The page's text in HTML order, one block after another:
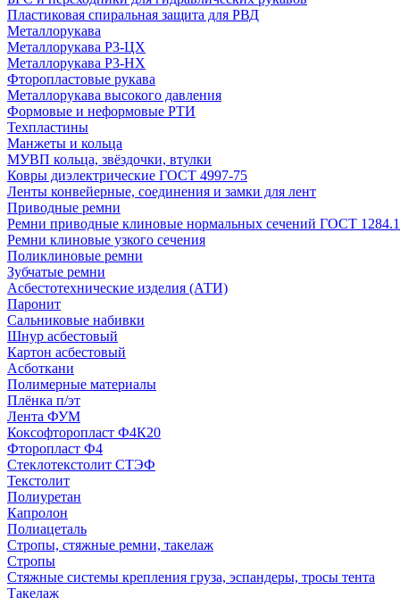
Пластиковая спиральная защита для РВД
Металлорукава
Металлорукава Р3-ЦХ
Металлорукава Р3-НХ
Фторопластовые рукава
Металлорукава высокого давления
Формовые и неформовые РТИ
Техпластины
Манжеты и кольца
МУВП кольца, звёздочки, втулки
Ковры диэлектрические ГОСТ 4997-75
Ленты конвейерные, соединения и замки для лент
Приводные ремни
Ремни приводные клиновые нормальных сечений ГОСТ
Ремни клиновые узкого сечения
Поликлиновые ремни
Зубчатые ремни
Асбестотехнические изделия (АТИ)
Паронит
Сальниковые набивки
Шнур асбестовый
Картон асбестовый
Асботкани
Полимерные материалы
Плёнка п/эт
Лента ФУМ
Коксофторопласт Ф4К20
Фторопласт Ф4
Стеклотекстолит СТЭФ
Текстолит
Полиуретан
Капролон
Полиацеталь
Стропы, стяжные ремни, такелаж
Стропы
Стяжные системы крепления груза, эспандеры, тросы тента
Такелаж